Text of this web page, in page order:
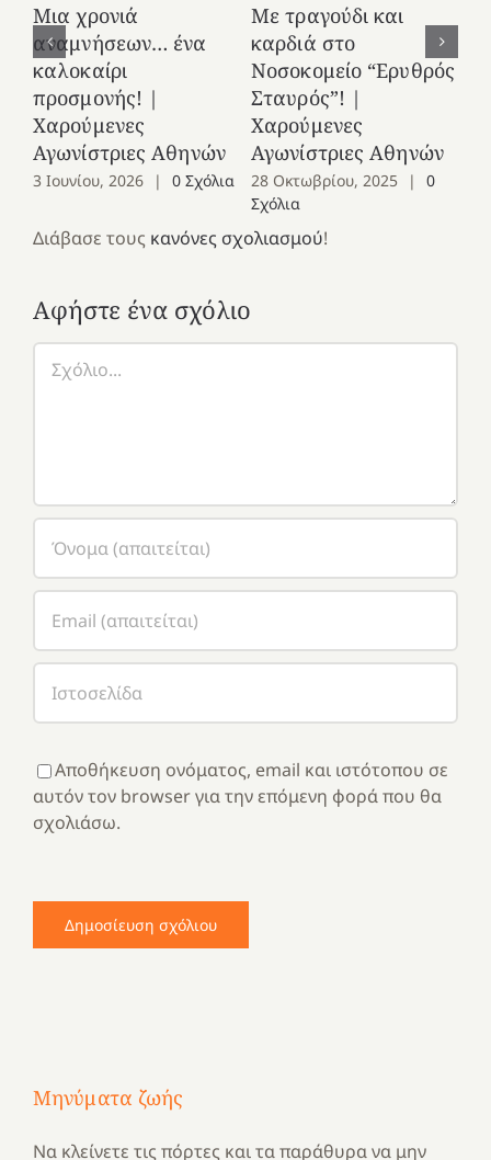
Μια χρονιά
αναμνήσεων… ένα
καλοκαίρι
προσμονής! |
Χαρούμενες
Αγωνίστριες Αθηνών
3 Ιουνίου, 2026 | 0 Σχόλια
Με τραγούδι και
καρδιά στο
Νοσοκομείο “Ερυθρός
Σταυρός”! |
Χαρούμενες
Αγωνίστριες Αθηνών
28 Οκτωβρίου, 2025 |
0
Σχόλια
Διάβασε τους κανόνες σχολιασμού!
Αφήστε ένα σχόλιο
Αποθήκευση ονόματος, email και ιστότοπου σε
αυτόν τον browser για την επόμενη φορά που θα
σχολιάσω.
Μηνύματα ζωής
Να κλείνετε τις πόρτες και τα παράθυρα να μην